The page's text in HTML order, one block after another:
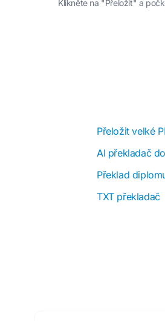
Klikněte na "Přeložit" a
Přeložit velké
AI překladač
Překlad
TXT překladač